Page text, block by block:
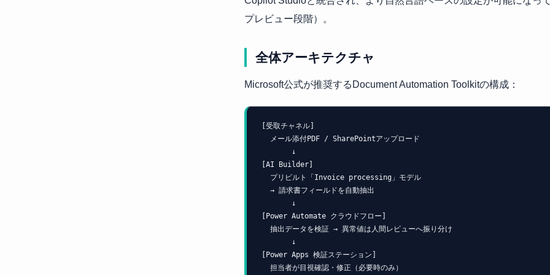
プレビュー段階）。
全体アーキテクチャ
Microsoft公式が推奨するDocument Automation Toolkitの構成：
[受取チャネル]
[AI Builder]
[Power Automate クラウドフロー]
[Power Apps 検証ステーション]